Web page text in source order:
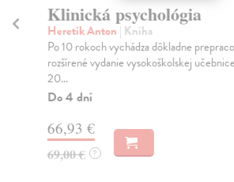
Klinická psychológia
Heretik Anton | Kniha
Po 10 rokoch vychádza dôkladne
rozšírené vydanie vysokoškolskej
20...
Do 4 dní
66,93 €
69,00 € ?